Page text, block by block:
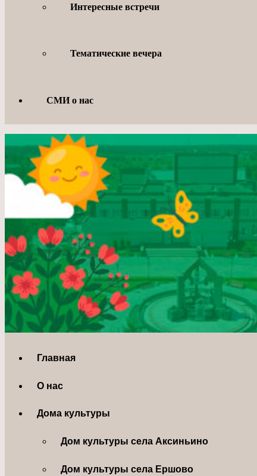
Интересные встречи
Тематические вечера
СМИ о нас
Главная
О нас
Дома культуры
Дом культуры села Аксиньино
Дом культуры села Ершово